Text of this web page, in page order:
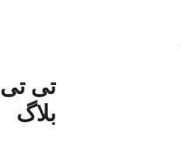
تی تی
بلاگ